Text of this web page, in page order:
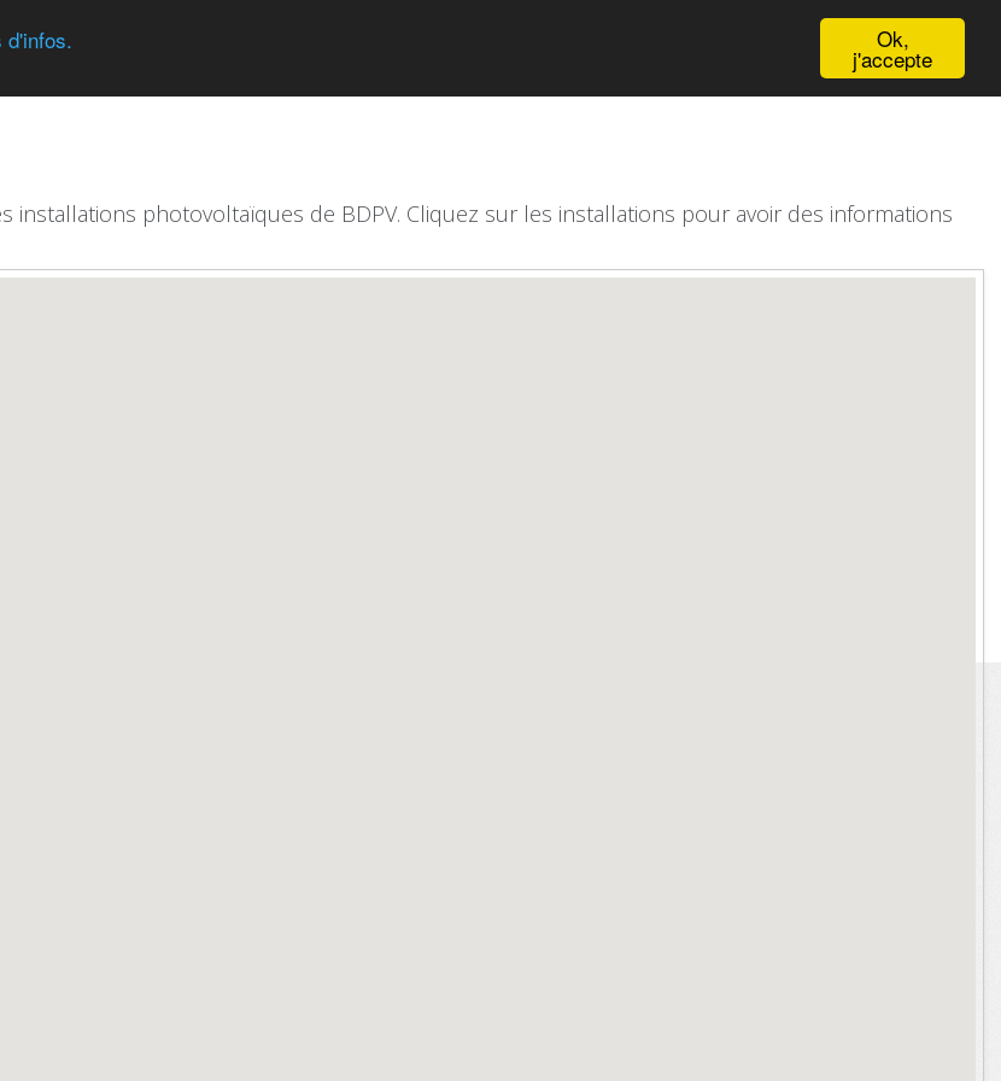
Ok,
j'accepte
d'infos.
installations photovoltaïques de BDPV. Cliquez sur les installations pour avoir des informations